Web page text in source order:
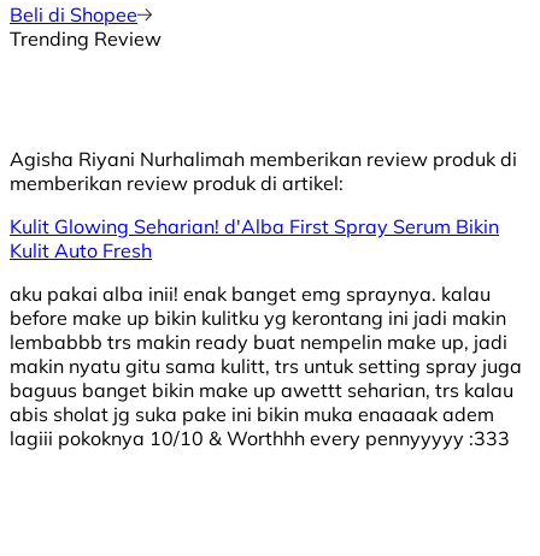
Beli di Shopee
Trending Review
Agisha Riyani Nurhalimah memberikan review produk di
memberikan review produk di artikel:
Kulit Glowing Seharian! d'Alba First Spray Serum Bikin
Kulit Auto Fresh
aku pakai alba inii! enak banget emg spraynya. kalau
before make up bikin kulitku yg kerontang ini jadi makin
lembabbb trs makin ready buat nempelin make up, jadi
makin nyatu gitu sama kulitt, trs untuk setting spray juga
baguus banget bikin make up awettt seharian, trs kalau
abis sholat jg suka pake ini bikin muka enaaaak adem
lagiii pokoknya 10/10 & Worthhh every pennyyyyy :333